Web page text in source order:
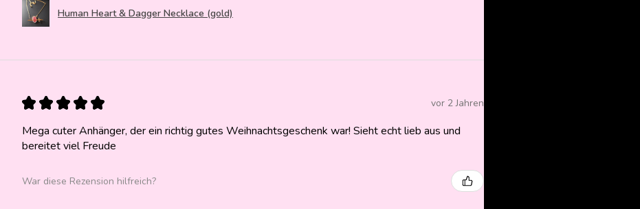
Human Heart & Dagger Necklace (gold)
★ ★ ★ ★ ★ vor 2 Jahren
Mega cuter Anhänger, der ein richtig gutes Weihnachtsgeschenk war! Sieht echt lieb aus und
bereitet viel Freude
War diese Rezension hilfreich?